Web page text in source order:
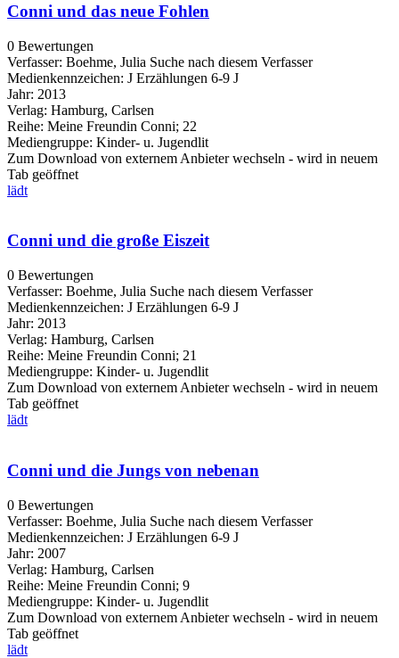
Conni und das neue Fohlen
0 Bewertungen
Verfasser: Boehme, Julia Suche nach diesem Verfasser
Medienkennzeichen: J Erzählungen 6-9 J
Jahr: 2013
Verlag: Hamburg, Carlsen
Reihe: Meine Freundin Conni; 22
Mediengruppe: Kinder- u. Jugendlit
Zum Download von externem Anbieter wechseln - wird in neuem
Tab geöffnet
lädt
Conni und die große Eiszeit
0 Bewertungen
Verfasser: Boehme, Julia Suche nach diesem Verfasser
Medienkennzeichen: J Erzählungen 6-9 J
Jahr: 2013
Verlag: Hamburg, Carlsen
Reihe: Meine Freundin Conni; 21
Mediengruppe: Kinder- u. Jugendlit
Zum Download von externem Anbieter wechseln - wird in neuem
Tab geöffnet
lädt
Conni und die Jungs von nebenan
0 Bewertungen
Verfasser: Boehme, Julia Suche nach diesem Verfasser
Medienkennzeichen: J Erzählungen 6-9 J
Jahr: 2007
Verlag: Hamburg, Carlsen
Reihe: Meine Freundin Conni; 9
Mediengruppe: Kinder- u. Jugendlit
Zum Download von externem Anbieter wechseln - wird in neuem
Tab geöffnet
lädt